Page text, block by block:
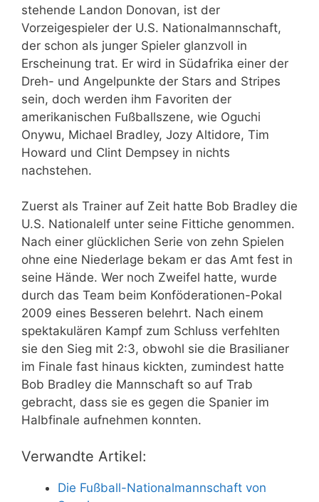
stehende Landon Donovan, ist der
Vorzeigespieler der U.S. Nationalmannschaft,
der schon als junger Spieler glanzvoll in
Erscheinung trat. Er wird in Südafrika einer der
Dreh- und Angelpunkte der Stars and Stripes
sein, doch werden ihm Favoriten der
amerikanischen Fußballszene, wie Oguchi
Onywu, Michael Bradley, Jozy Altidore, Tim
Howard und Clint Dempsey in nichts
nachstehen.
Zuerst als Trainer auf Zeit hatte Bob Bradley die
U.S. Nationalelf unter seine Fittiche genommen.
Nach einer glücklichen Serie von zehn Spielen
ohne eine Niederlage bekam er das Amt fest in
seine Hände. Wer noch Zweifel hatte, wurde
durch das Team beim Konföderationen-Pokal
2009 eines Besseren belehrt. Nach einem
spektakulären Kampf zum Schluss verfehlten
sie den Sieg mit 2:3, obwohl sie die Brasilianer
im Finale fast hinaus kickten, zumindest hatte
Bob Bradley die Mannschaft so auf Trab
gebracht, dass sie es gegen die Spanier im
Halbfinale aufnehmen konnten.
Verwandte Artikel:
Die Fußball-Nationalmannschaft von